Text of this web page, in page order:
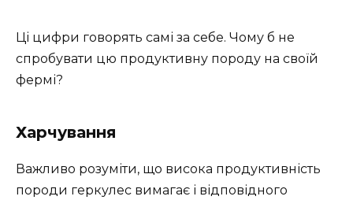
Ці цифри говорять самі за себе. Чому б не
спробувати цю продуктивну породу на своїй
фермі?
Харчування
Важливо розуміти, що висока продуктивність
породи геркулес вимагає і відповідного